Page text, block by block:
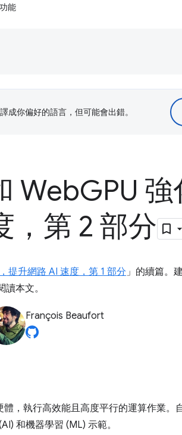
能
成你偏好的語言，但可能會出錯。
WebGPU
，第 2 部分
提升網路 AI 速度，第 1 部分」的續篇。
讀本文。
François Beaufort
，執行高效能且高度平行的運算作業。
和機器學習 (ML) 示範。